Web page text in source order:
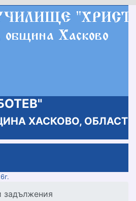
ХАСКОВО, ОБЛАСТ
задължения